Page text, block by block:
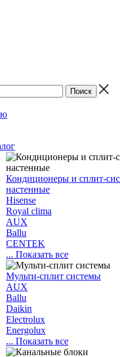
Кондиционеры и сплит-
настенные
Hisense
Royal clima
AUX
Ballu
CENTEK
... Показать все
Мульти-сплит системы
AUX
Ballu
Daikin
Electrolux
Energolux
... Показать все